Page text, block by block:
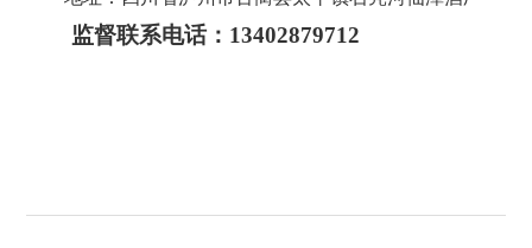
监督联系电话： 13402879712